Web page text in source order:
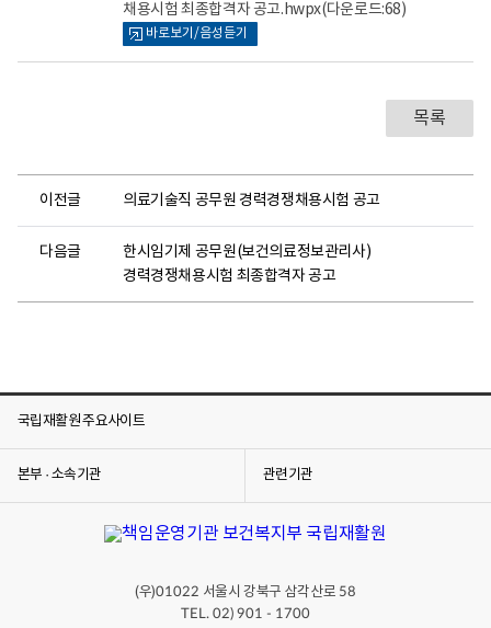
채용시험 최종합격자 공고.hwpx(다운로드:68)
바로보기/음성듣기
목록
이전글 의료기술직 공무원 경력경쟁채용시험 공고
다음글
한시임기제 공무원(보건의료정보관리사)
경력경쟁채용시험 최종합격자 공고
국립재활원 주요사이트
본부 · 소속기관 관련기관
(우)01022 서울시 강북구 삼각산로 58
TEL. 02) 901 - 1700